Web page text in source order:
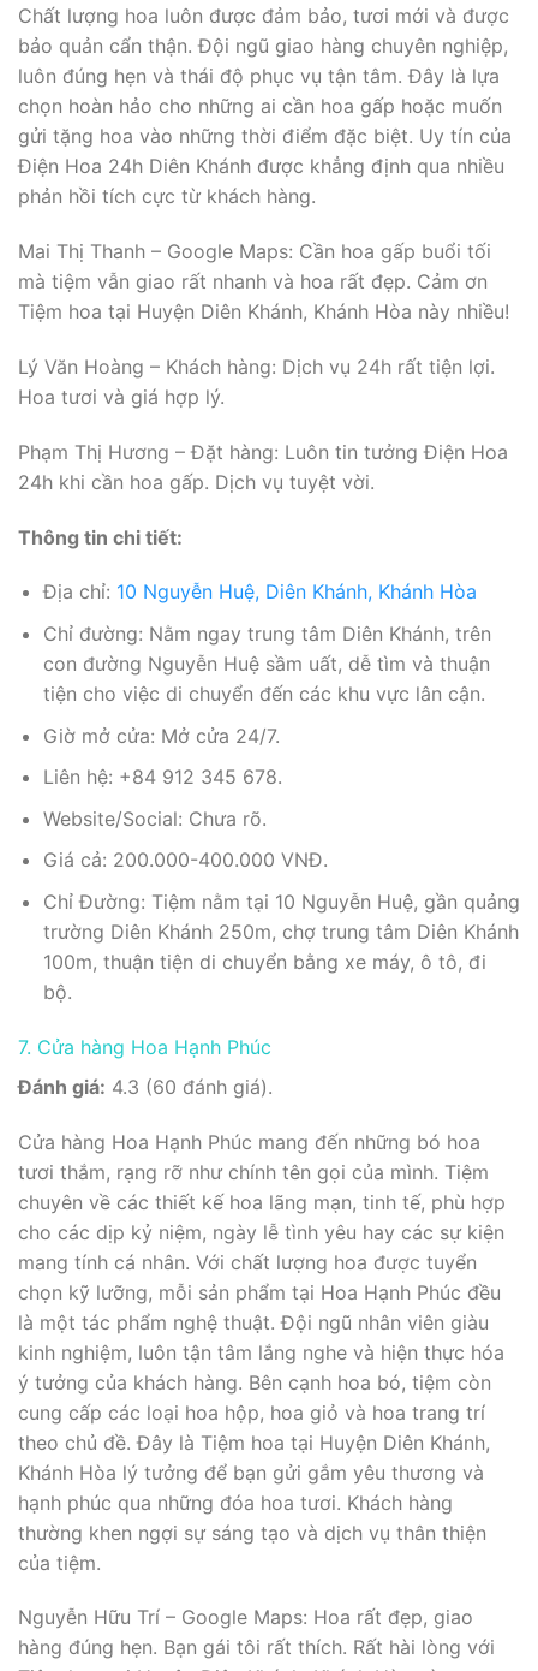
Chất lượng hoa luôn được đảm bảo, tươi mới và được
bảo quản cẩn thận. Đội ngũ giao hàng chuyên nghiệp,
luôn đúng hẹn và thái độ phục vụ tận tâm. Đây là lựa
chọn hoàn hảo cho những ai cần hoa gấp hoặc muốn
gửi tặng hoa vào những thời điểm đặc biệt. Uy tín của
Điện Hoa 24h Diên Khánh được khẳng định qua nhiều
phản hồi tích cực từ khách hàng.
Mai Thị Thanh – Google Maps: Cần hoa gấp buổi tối
mà tiệm vẫn giao rất nhanh và hoa rất đẹp. Cảm ơn
Tiệm hoa tại Huyện Diên Khánh, Khánh Hòa này nhiều!
Lý Văn Hoàng – Khách hàng: Dịch vụ 24h rất tiện lợi.
Hoa tươi và giá hợp lý.
Phạm Thị Hương – Đặt hàng: Luôn tin tưởng Điện Hoa
24h khi cần hoa gấp. Dịch vụ tuyệt vời.
Thông tin chi tiết:
Địa chỉ: 10 Nguyễn Huệ, Diên Khánh, Khánh Hòa
Chỉ đường: Nằm ngay trung tâm Diên Khánh, trên
con đường Nguyễn Huệ sầm uất, dễ tìm và thuận
tiện cho việc di chuyển đến các khu vực lân cận.
Giờ mở cửa: Mở cửa 24/7.
Liên hệ: +84 912 345 678.
Website/Social: Chưa rõ.
Giá cả: 200.000-400.000 VNĐ.
Chỉ Đường: Tiệm nằm tại 10 Nguyễn Huệ, gần quảng
trường Diên Khánh 250m, chợ trung tâm Diên Khánh
100m, thuận tiện di chuyển bằng xe máy, ô tô, đi
bộ.
7. Cửa hàng Hoa Hạnh Phúc
Đánh giá: 4.3 (60 đánh giá).
Cửa hàng Hoa Hạnh Phúc mang đến những bó hoa
tươi thắm, rạng rỡ như chính tên gọi của mình. Tiệm
chuyên về các thiết kế hoa lãng mạn, tinh tế, phù hợp
cho các dịp kỷ niệm, ngày lễ tình yêu hay các sự kiện
mang tính cá nhân. Với chất lượng hoa được tuyển
chọn kỹ lưỡng, mỗi sản phẩm tại Hoa Hạnh Phúc đều
là một tác phẩm nghệ thuật. Đội ngũ nhân viên giàu
kinh nghiệm, luôn tận tâm lắng nghe và hiện thực hóa
ý tưởng của khách hàng. Bên cạnh hoa bó, tiệm còn
cung cấp các loại hoa hộp, hoa giỏ và hoa trang trí
theo chủ đề. Đây là Tiệm hoa tại Huyện Diên Khánh,
Khánh Hòa lý tưởng để bạn gửi gắm yêu thương và
hạnh phúc qua những đóa hoa tươi. Khách hàng
thường khen ngợi sự sáng tạo và dịch vụ thân thiện
của tiệm.
Nguyễn Hữu Trí – Google Maps: Hoa rất đẹp, giao
hàng đúng hẹn. Bạn gái tôi rất thích. Rất hài lòng với